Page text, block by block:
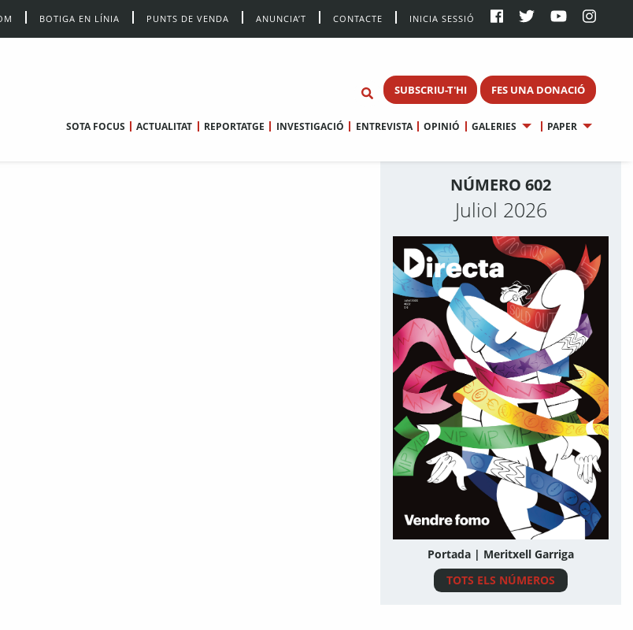
BOTIGA EN LÍNIA PUNTS DE VENDA ANUNCIA’T CONTACTE INICIA SESSIÓ
SUBSCRIU-T'HI FES UNA DONACIÓ
SOTA FOCUS ACTUALITAT REPORTATGE INVESTIGACIÓ ENTREVISTA OPINIÓ GALERIES PAPER
NÚMERO 602
Juliol 2026
Portada | Meritxell Garriga
TOTS ELS NÚMEROS